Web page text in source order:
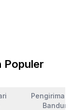
Populer
Pengiriman
Bandung